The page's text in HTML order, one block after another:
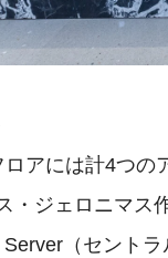
アには計4つの
・ジェロニマス
Server（セント